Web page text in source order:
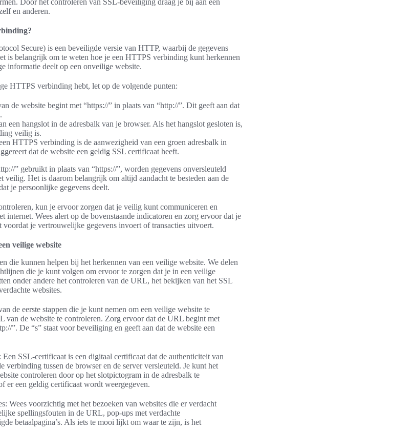
Door het controleren van SSL-beveiliging draag je bij aan een
en anderen.
Secure) is een beveiligde versie van HTTP, waarbij de gegevens
is belangrijk om te weten hoe je een HTTPS verbinding kunt herkennen
informatie deelt op een onveilige website.
HTTPS verbinding hebt, let op de volgende punten:
de website begint met “https://” in plaats van “http://”. Dit geeft aan dat
een hangslot in de adresbalk van je browser. Als het hangslot gesloten is,
veilig is.
HTTPS verbinding is de aanwezigheid van een groen adresbalk in
dat de website een geldig SSL certificaat heeft.
” gebruikt in plaats van “https://”, worden gegevens onversleuteld
veilig. Het is daarom belangrijk om altijd aandacht te besteden aan de
je persoonlijke gegevens deelt.
kun je ervoor zorgen dat je veilig kunt communiceren en
internet. Wees alert op de bovenstaande indicatoren en zorg ervoor dat je
je vertrouwelijke gegevens invoert of transacties uitvoert.
veilige website
die kunnen helpen bij het herkennen van een veilige website. We delen
die je kunt volgen om ervoor te zorgen dat je in een veilige
onder andere het controleren van de URL, het bekijken van het SSL
websites.
de eerste stappen die je kunt nemen om een veilige website te
van de website te controleren. Zorg ervoor dat de URL begint met
”. De “s” staat voor beveiliging en geeft aan dat de website een
SSL-certificaat is een digitaal certificaat dat de authenticiteit van
verbinding tussen de browser en de server versleuteld. Je kunt het
controleren door op het slotpictogram in de adresbalk te
er een geldig certificaat wordt weergegeven.
Wees voorzichtig met het bezoeken van websites die er verdacht
spellingsfouten in de URL, pop-ups met verdachte
betaalpagina’s. Als iets te mooi lijkt om waar te zijn, is het